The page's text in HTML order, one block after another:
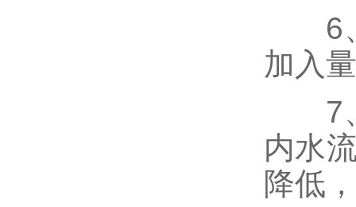
6、
加入
7、
内水
降低